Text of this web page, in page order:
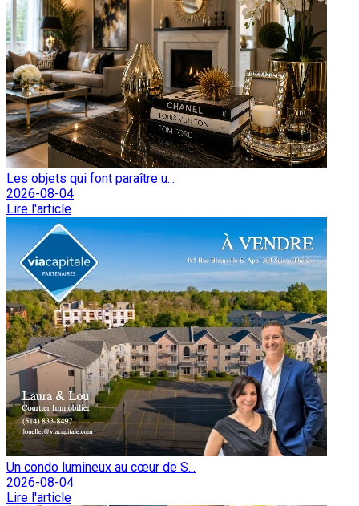
Les objets qui font paraître u...
2026-08-04
Lire l'article
Un condo lumineux au cœur de S...
2026-08-04
Lire l'article